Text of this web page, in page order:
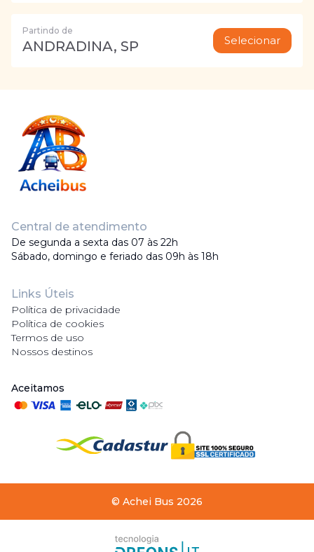
Partindo de
ANDRADINA, SP Selecionar
Central de atendimento
De segunda a sexta das 07 às 22h
Sábado, domingo e feriado das 09h às 18h
Links Úteis
Política de privacidade
Política de cookies
Termos de uso
Nossos destinos
Aceitamos
© Achei Bus 2026